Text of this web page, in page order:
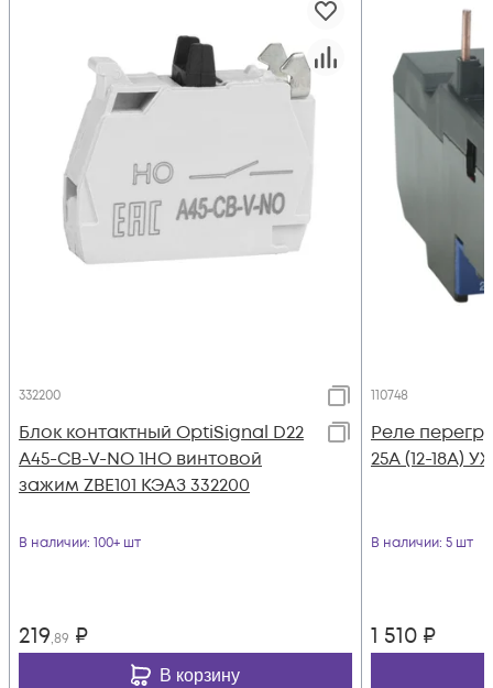
332200
Блок контактный OptiSignal D22
A45-CB-V-NO 1НО винтовой
зажим ZBE101 КЭАЗ 332200
В наличии: 100+ шт
219,89 ₽
В корзину
110748
Реле
25А (12-18А)
В наличии: 5 шт
1 510 ₽